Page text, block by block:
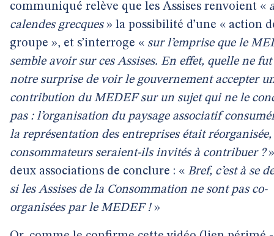
communiqué relève que les Assises renvoient «
calendes grecques» la possibilité d’une « action
groupe », et s’interroge « sur l’emprise que le
semble avoir sur ces Assises. En effet, quelle ne fut
notre surprise de voir le gouvernement accepter
contribution du MEDEF sur un sujet qui ne le
pas : l’organisation du paysage associatif
la représentation des entreprises était réorganisée,
consommateurs seraient-ils invités à contribuer ?
deux associations de conclure : « Bref, c’est à se
si les Assises de la Consommation ne sont pas co-
organisées par le MEDEF !»